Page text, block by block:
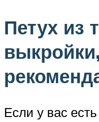
Петух из
Если у вас